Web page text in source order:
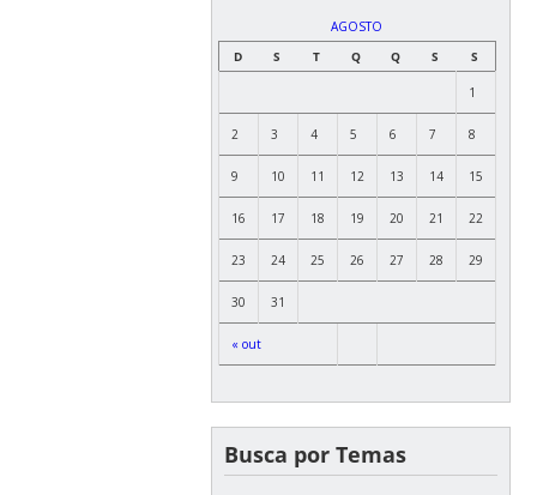
AGOSTO
D
S T Q Q S S
« out
1
2 3 4 5 6 7 8
9 10 11 12 13 14 15
16 17 18 19 20 21 22
23 24 25 26 27 28 29
30 31
Busca por Temas